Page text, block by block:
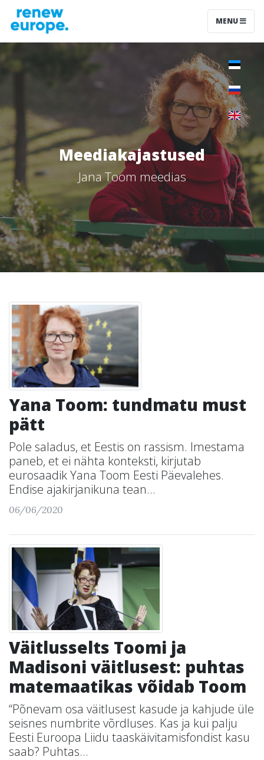
MENU
Meediakajastused
Jana Toom meedias
Yana Toom: tundmatu must
pätt
Pole saladus, et Eestis on rassism. Imestama
paneb, et ei nähta konteksti, kirjutab
eurosaadik Yana Toom Eesti Päevalehes.
Endise ajakirjanikuna tean...
06/06/2020
Väitlusselts Toomi ja
Madisoni väitlusest: puhtas
matemaatikas võidab Toom
“Põnevam osa väitlusest kasude ja kahjude üle
seisnes numbrite võrdluses. Kas ja kui palju
Eesti Euroopa Liidu taaskäivitamisfondist kasu
saab? Puhtas...